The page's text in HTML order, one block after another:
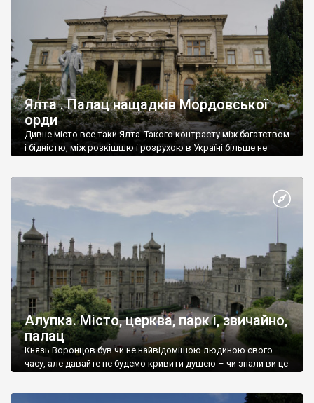
Ялта . Палац нащадків Мордовської
орди
Дивне місто все таки Ялта. Такого контрасту між багатством
і бідністю, між розкішшю і розрухою в Україні більше не
Алупка. Місто, церква, парк і, звичайно,
палац
Князь Воронцов був чи не найвідомішою людиною свого
часу, але давайте не будемо кривити душею – чи знали ви це